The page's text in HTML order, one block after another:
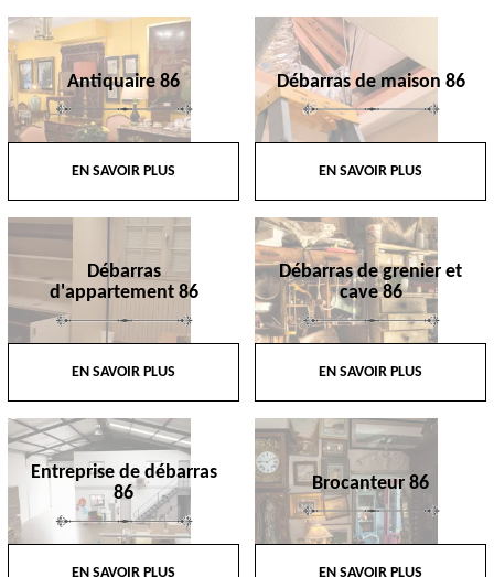
Antiquaire 86
EN SAVOIR PLUS
Débarras de maison 86
EN SAVOIR PLUS
Débarras
d'appartement 86
EN SAVOIR PLUS
Débarras de grenier et
cave 86
EN SAVOIR PLUS
Entreprise de débarras
86
EN SAVOIR PLUS
Brocanteur 86
EN SAVOIR PLUS